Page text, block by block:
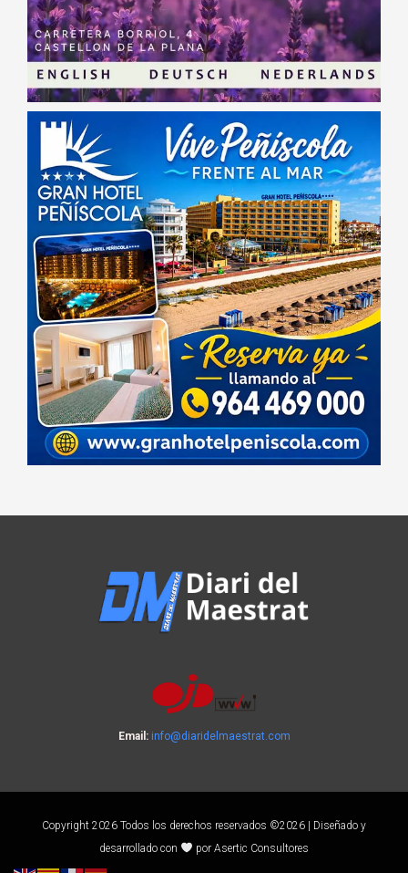
Email: info@diaridelmaestrat.com
Copyright 2026 Todos los derechos reservados ©2026 | Diseñado y
desarrollado con
por Asertic Consultores